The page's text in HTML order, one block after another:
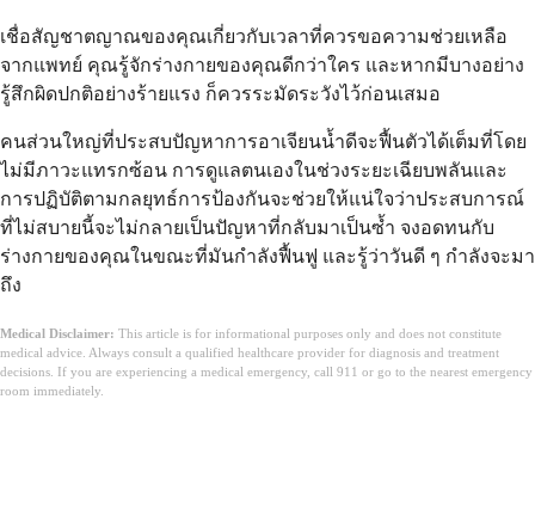
เชื่อสัญชาตญาณของคุณเกี่ยวกับเวลาที่ควรขอความช่วยเหลือ
จากแพทย์ คุณรู้จักร่างกายของคุณดีกว่าใคร และหากมีบางอย่าง
รู้สึกผิดปกติอย่างร้ายแรง ก็ควรระมัดระวังไว้ก่อนเสมอ
คนส่วนใหญ่ที่ประสบปัญหาการอาเจียนน้ำดีจะฟื้นตัวได้เต็มที่โดย
ไม่มีภาวะแทรกซ้อน การดูแลตนเองในช่วงระยะเฉียบพลันและ
การปฏิบัติตามกลยุทธ์การป้องกันจะช่วยให้แน่ใจว่าประสบการณ์
ที่ไม่สบายนี้จะไม่กลายเป็นปัญหาที่กลับมาเป็นซ้ำ จงอดทนกับ
ร่างกายของคุณในขณะที่มันกำลังฟื้นฟู และรู้ว่าวันดี ๆ กำลังจะมา
ถึง
Medical Disclaimer: This article is for informational purposes only and does not constitute
medical advice. Always consult a qualified healthcare provider for diagnosis and treatment
decisions. If you are experiencing a medical emergency, call 911 or go to the nearest emergency
room immediately.